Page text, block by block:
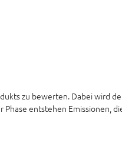
zu bewerten. Dabei wird
entstehen Emissionen,